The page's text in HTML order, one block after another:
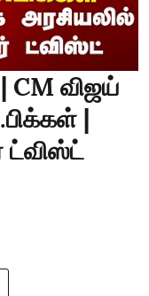
CM விஜய்
|
ட்விஸ்ட்